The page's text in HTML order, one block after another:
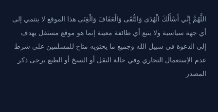
اللَّهُمَّ إِنِّي أَسْأَلُكَ الْهُدَى وَالتُّقَى وَالْعَفَافَ وَالْغِنَى هذا الموقع لا ينتمي إلى
أي جهة سياسية ولا يتبع أي طائفة معينة إنما هو موقع مستقل يهدف
إلى الدعوة في سبيل الله وجميع ما يحتويه متاح للمسلمين على شرط
عدم الإستعمال التجاري وفي حالة النقل أو النسخ أو الطبع يرجى ذكر
المصدر